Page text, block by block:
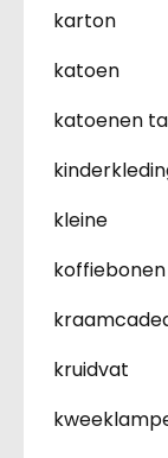
karton
katoen
katoenen
kleine
koffiebonen
kruidvat